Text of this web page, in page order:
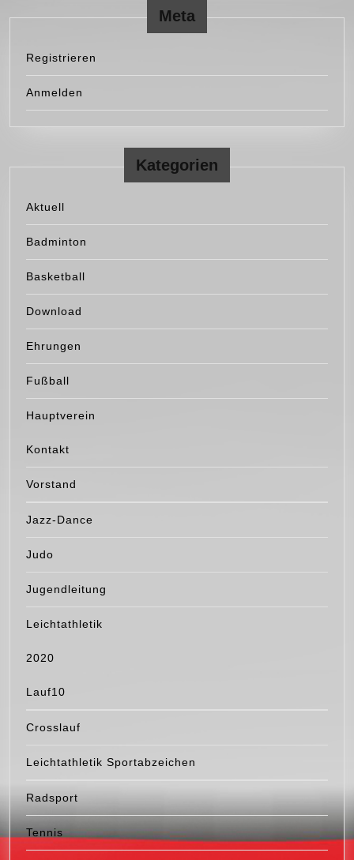
Meta
Registrieren
Anmelden
Kategorien
Aktuell
Badminton
Basketball
Download
Ehrungen
Fußball
Hauptverein
Kontakt
Vorstand
Jazz-Dance
Judo
Jugendleitung
Leichtathletik
2020
Lauf10
Crosslauf
Leichtathletik Sportabzeichen
Radsport
Tennis